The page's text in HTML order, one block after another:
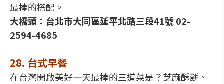
最棒的搭配。
大橋頭：台北市大同區延平北路三段41號 02-
2594-4685
28. 台式早餐
在台灣開啟美好一天最棒的三道菜是？芝麻酥餅、